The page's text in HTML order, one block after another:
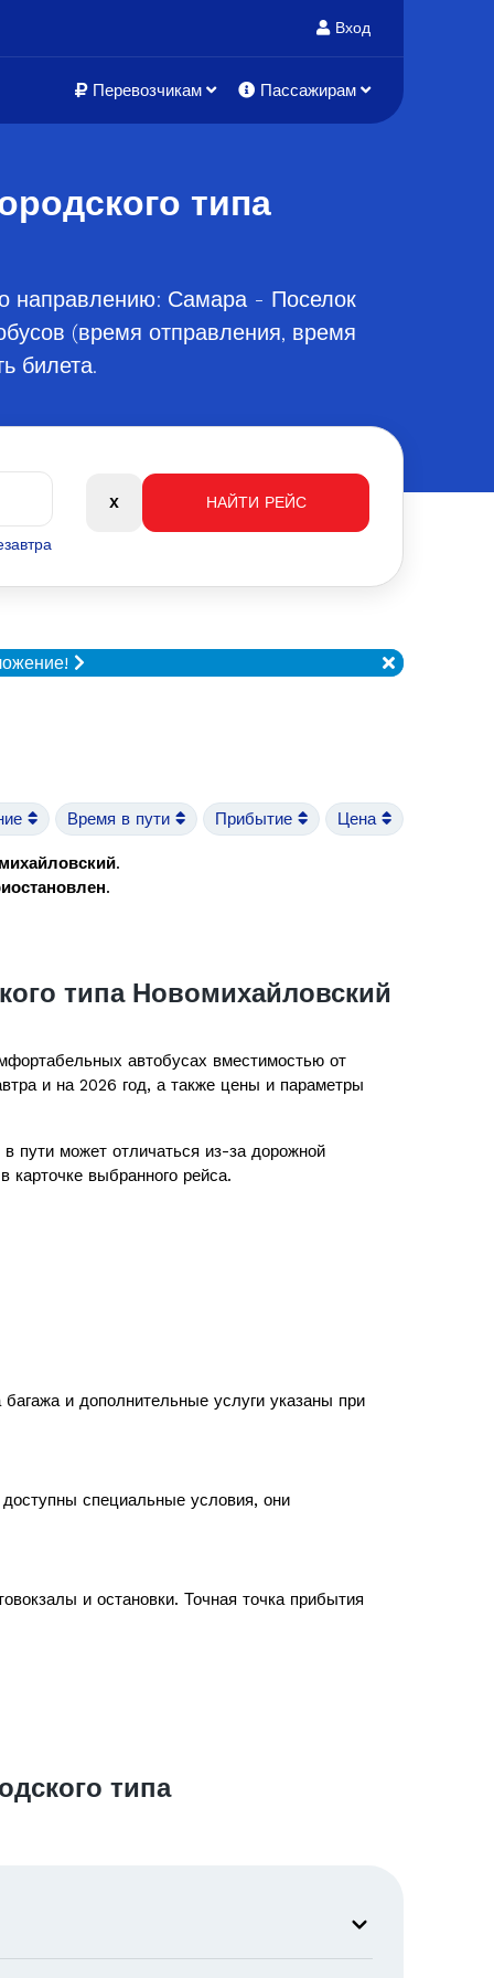
Вход
Перевозчикам Пассажирам
типа
направлению: Самара - Поселок
(время отправления, время
билета.
Время в пути Прибытие Цена
.
.
типа Новомихайловский
автобусах вместимостью от
и на 2026 год, а также цены и параметры
пути может отличаться из-за дорожной
выбранного рейса.
и дополнительные услуги указаны при
специальные условия, они
и остановки. Точная точка прибытия
типа